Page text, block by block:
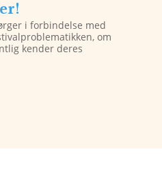
i forbindelse med
om
kender deres